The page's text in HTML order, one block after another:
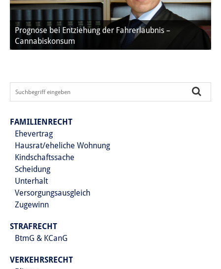
Prognose bei Entziehung der Fahrerlaubnis –
Cannabiskonsum
FAMILIENRECHT
Ehevertrag
Hausrat/eheliche Wohnung
Kindschaftssache
Scheidung
Unterhalt
Versorgungsausgleich
Zugewinn
STRAFRECHT
BtmG & KCanG
VERKEHRSRECHT